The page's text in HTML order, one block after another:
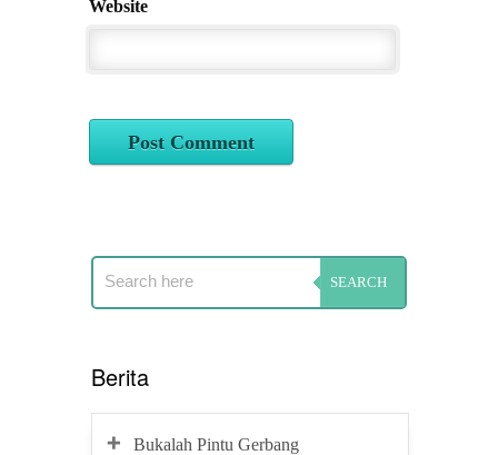
Website
Berita
Bukalah Pintu Gerbang